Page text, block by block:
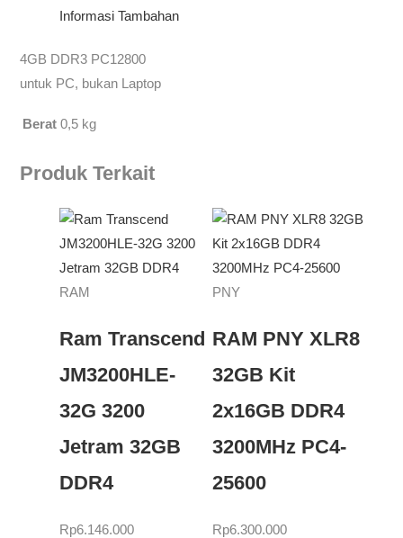
Informasi Tambahan
4GB DDR3 PC12800
untuk PC, bukan Laptop
Berat 0,5 kg
Produk Terkait
RAM
Ram Transcend
JM3200HLE-
32G 3200
Jetram 32GB
DDR4
Rp6.146.000
PNY
RAM PNY XLR8
32GB Kit
2x16GB DDR4
3200MHz PC4-
25600
Rp6.300.000